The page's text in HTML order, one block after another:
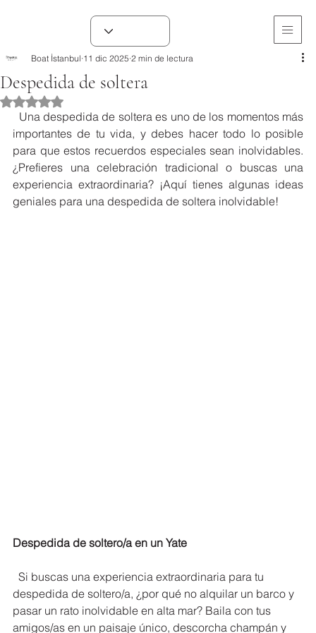
Despedida de soltera
Boat İstanbul 11 dic 2025 2 min de lectura
Obtuvo NaN de 5 estrellas.
importantes de tu vida, y debes hacer todo lo posible
para que estos recuerdos especiales sean inolvidables.
¿Prefieres una celebración tradicional o buscas una
experiencia extraordinaria? ¡Aquí tienes algunas ideas
geniales para una despedida de soltera inolvidable!
Despedida de soltero/a en un Yate
despedida de soltero/a, ¿por qué no alquilar un barco y
pasar un rato inolvidable en alta mar? Baila con tus
amigos/as en un paisaje único, descorcha champán y